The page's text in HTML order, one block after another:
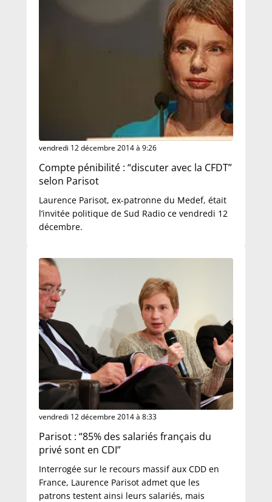
vendredi 12 décembre 2014 à 9:26
Compte pénibilité : “discuter avec la CFDT”
selon Parisot
Laurence Parisot, ex-patronne du Medef, était
l’invitée politique de Sud Radio ce vendredi 12
décembre.
vendredi 12 décembre 2014 à 8:33
Parisot : “85% des salariés français du
privé sont en CDI”
Interrogée sur le recours massif aux CDD en
France, Laurence Parisot admet que les
patrons testent ainsi leurs salariés, mais